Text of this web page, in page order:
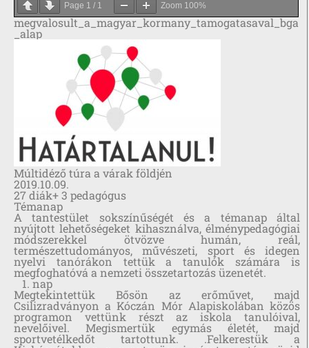
Page 1 / 1 Zoom 100%
megvalosult_a_magyar_kormany_tamogatasaval_bga
_alap
Múltidéző túra a várak földjén
2019.10.09.
27 diák+ 3 pedagógus
Témanap
A tantestület sokszínűségét és a témanap által
nyújtott lehetőségeket kihasználva, élménypedagógiai
módszerekkel ötvözve humán, reál,
természettudományos, művészeti, sport és idegen
nyelvi tanórákon tettük a tanulók számára is
megfoghatóvá a nemzeti összetartozás üzenetét.
1. nap
Megtekintettük Bősön az erőművet, majd
Csilizradványon a Kóczán Mór Alapiskolában közös
programon vettünk részt az iskola tanulóival,
nevelőivel. Megismertük egymás életét, majd
sportvetélkedőt tartottunk. .Felkerestük a